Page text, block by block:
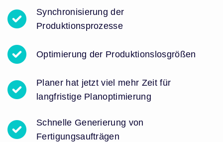
Synchronisierung der
Produktionsprozesse
Optimierung der Produktionslosgrößen
Planer hat jetzt viel mehr Zeit für
langfristige Planoptimierung
Schnelle Generierung von
Fertigungsaufträgen